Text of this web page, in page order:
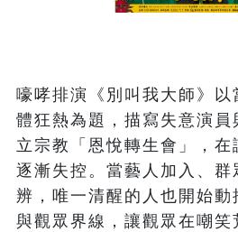
嚎哮排演《別叫我大師》以
體狂熱為題，描寫失意演員
立宗教「恩悅轉生會」，在
逐漸失控。當藝人加入、群
辨，唯一清醒的人也開始動
與觀眾界線，讓觀眾在嘲笑